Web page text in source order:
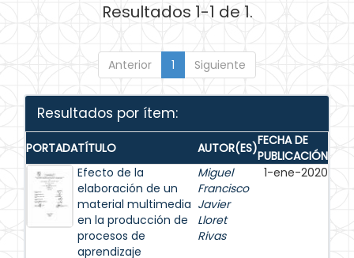
Resultados 1-1 de 1.
Anterior 1 Siguiente
Resultados por ítem:
PORTADATÍTULO AUTOR(ES)FECHA DE
PUBLICACIÓN
Efecto de la
elaboración de un
material multimedia
en la producción de
procesos de
aprendizaje
Miguel
Francisco
Javier
Lloret
Rivas
1-ene-2020